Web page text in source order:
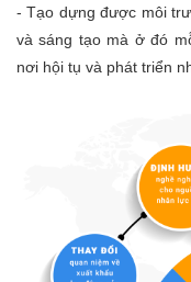
- Tạo dựng được môi
và sáng tạo mà ở đó
nơi hội tụ và phát triển